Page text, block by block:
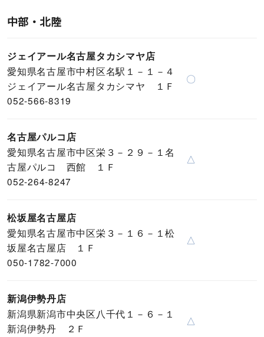
中部・北陸
ジェイアール名古屋タカシマヤ店
愛知県名古屋市中村区名駅１－１－４
ジェイアール名古屋タカシマヤ １Ｆ
052-566-8319
〇
名古屋パルコ店
愛知県名古屋市中区栄３－２９－１名
古屋パルコ 西館 １Ｆ
052-264-8247
△
松坂屋名古屋店
愛知県名古屋市中区栄３－１６－１松
坂屋名古屋店 １Ｆ
050-1782-7000
△
新潟伊勢丹店
新潟県新潟市中央区八千代１－６－１
新潟伊勢丹 ２Ｆ
△